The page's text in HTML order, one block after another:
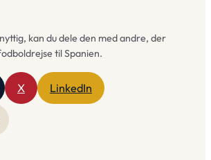
kan du dele den med andre, der
til Spanien.
X LinkedIn